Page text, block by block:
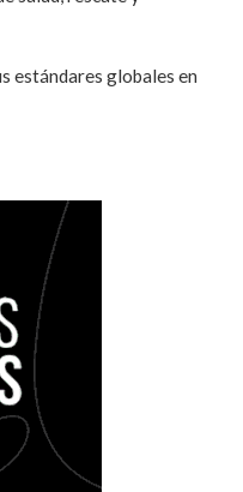
estándares globales en